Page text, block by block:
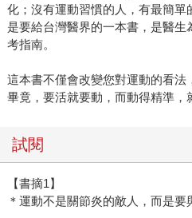
化；沒有運動習慣的人，有最簡
是要給台灣醫界的一本書，是醫
考指南。
這本書不僅會改變您對運動的看法
畢竟，要活就要動，而動得精準，
試閱
【書摘1】
＊運動不是關節炎的敵人，而是要